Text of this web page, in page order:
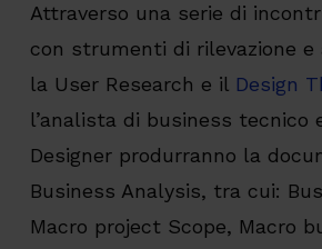
Attraverso una serie di
con strumenti di rilevazione e
la User Research e il Design
l’analista di business tecnico
Designer produrranno la
Business Analysis, tra cui:
Macro project Scope, Macro